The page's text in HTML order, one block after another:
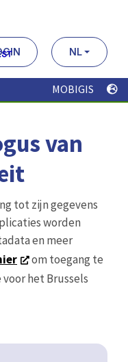
NL
MOBIGIS
van
tot zijn gegevens
worden
en meer
om toegang te
het Brussels